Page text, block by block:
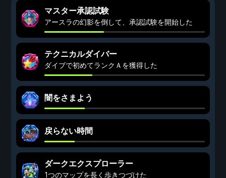
マスター承認試験
アースラの幻影を倒して、承認試験を開始した
テクニカルダイバー
ダイブで初めてランクＡを獲得した
闇をさまよう
戻らない時間
ダークエクスプローラー
1つのマップを長く歩きつづけた